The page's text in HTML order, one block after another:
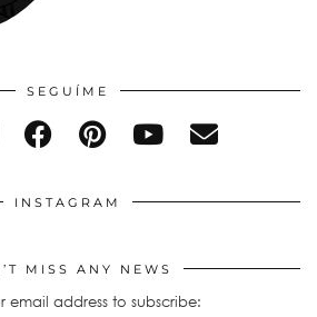
SEGUÍME
INSTAGRAM
MISS ANY NEWS
email address to subscribe: